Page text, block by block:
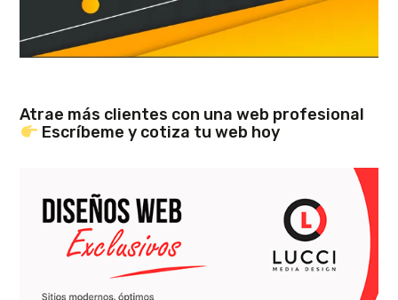
Atrae más clientes con una web profesional
Escríbeme y cotiza tu web hoy